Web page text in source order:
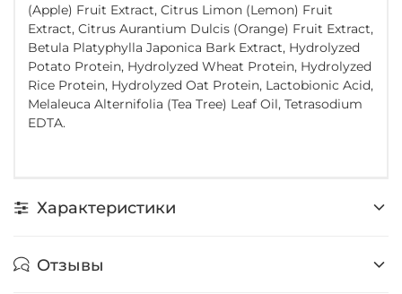
(Apple) Fruit Extract, Citrus Limon (Lemon) Fruit
Extract, Citrus Aurantium Dulcis (Orange) Fruit Extract,
Betula Platyphylla Japonica Bark Extract, Hydrolyzed
Potato Protein, Hydrolyzed Wheat Protein, Hydrolyzed
Rice Protein, Hydrolyzed Oat Protein, Lactobionic Acid,
Melaleuca Alternifolia (Tea Tree) Leaf Oil, Tetrasodium
EDTA.
Характеристики
Отзывы